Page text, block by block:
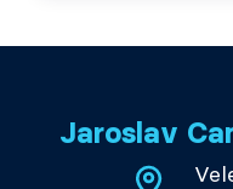
Jaroslav